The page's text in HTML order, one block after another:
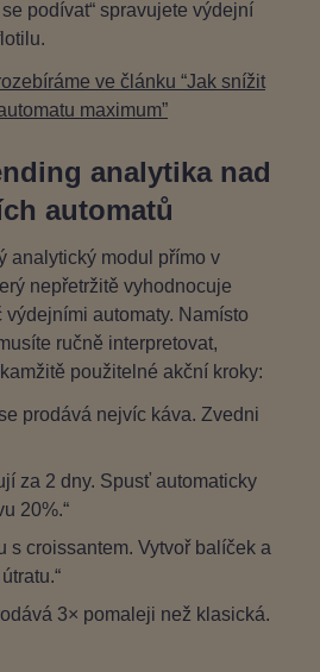
podívat“ spravujete výdejní
ve článku “Jak snížit
maximum”
analytika nad
automatů
analytický modul přímo v
nepřetržitě vyhodnocuje
automaty. Namísto
ručně interpretovat,
použitelné akční kroky:
prodává nejvíc káva. Zvedni
za 2 dny. Spusť automaticky
20%.“
s croissantem. Vytvoř balíček a
3× pomaleji než klasická.